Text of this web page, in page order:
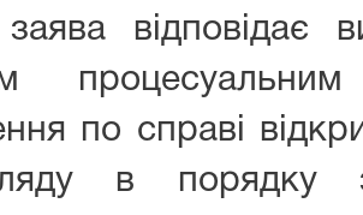
заява відповідає
по справі
в порядку